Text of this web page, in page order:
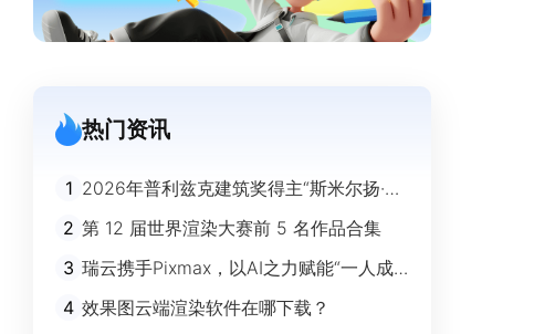
热门资讯
1 2026年普利兹克建筑奖得主“斯米尔扬·拉
迪奇”经典作品欣赏
2 第 12 届世界渲染大赛前 5 名作品合集
3 瑞云携手Pixmax，以AI之力赋能“一人成
4 效果图云端渲染软件在哪下载？